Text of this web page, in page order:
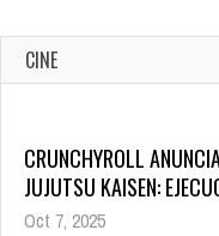
CINE
CRUNCHYROLL
JUJUTSU KAISEN:
Oct 7, 2025